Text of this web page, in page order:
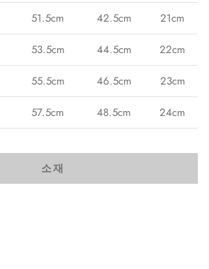
51.5cm 42.5cm 21cm
53.5cm 44.5cm 22cm
55.5cm 46.5cm 23cm
57.5cm 48.5cm 24cm
소재